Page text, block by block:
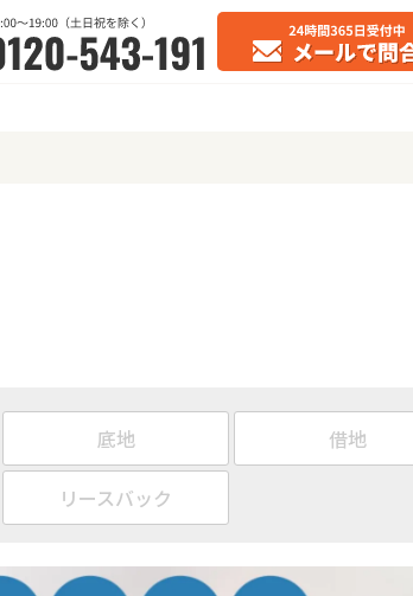
底地 借地
リースバック